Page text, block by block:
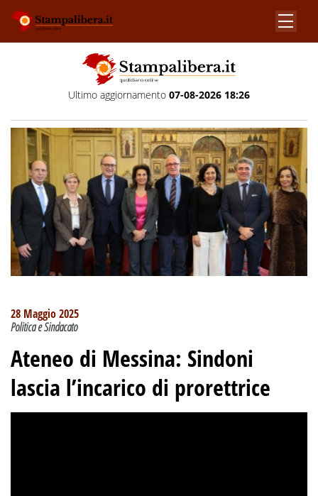
Ultimo aggiornamento 07-08-2026 18:26
28 Maggio 2025
Politica e Sindacato
Ateneo di Messina: Sindoni
lascia l’incarico di prorettrice